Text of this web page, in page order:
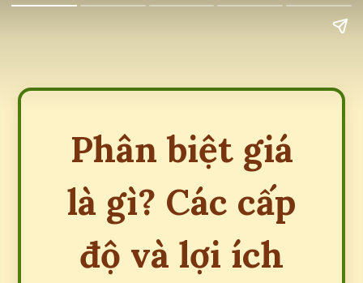
Phân biệt giá
là gì? Các cấp
độ và lợi ích